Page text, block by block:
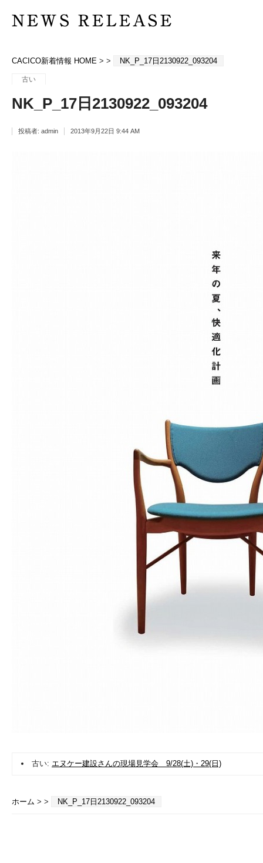
CACICO新着情報 HOME > > NK_P_17日2130922_093204
古い
NK_P_17日2130922_093204
投稿者: admin 2013年9月22日 9:44 AM
古い: エヌケー建設さんの現場見学会 9/28(土)・29(日)
ホーム > > NK_P_17日2130922_093204